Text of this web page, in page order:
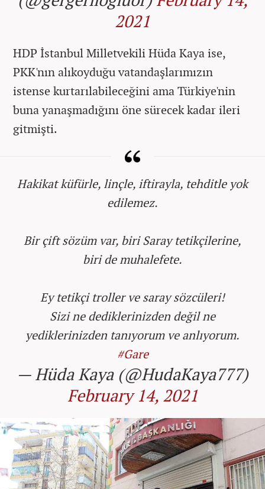
2021
HDP İstanbul Milletvekili Hüda Kaya ise,
PKK'nın alıkoyduğu vatandaşlarımızın
istense kurtarılabileceğini ama Türkiye'nin
buna yanaşmadığını öne sürecek kadar ileri
gitmişti.
Hakikat küfürle, linçle, iftirayla, tehditle yok
edilemez.
Bir çift sözüm var, biri Saray tetikçilerine,
biri de muhalefete.
Ey tetikçi troller ve saray sözcüleri!
Sizi ne dediklerinizden değil ne
yediklerinizden tanıyorum ve anlıyorum.
#Gare
— Hüda Kaya (@HudaKaya777)
February 14, 2021